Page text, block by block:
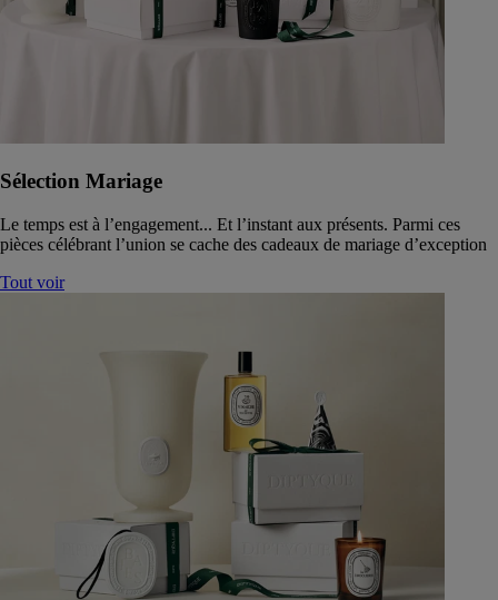
Sélection Mariage
Le temps est à l’engagement... Et l’instant aux présents. Parmi ces
pièces célébrant l’union se cache des cadeaux de mariage d’exception
Tout voir